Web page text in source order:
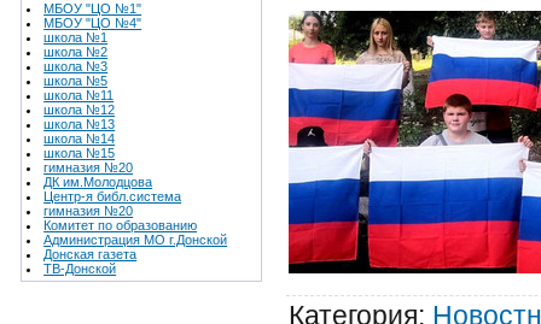
МБОУ "ЦО №1"
МБОУ "ЦО №4"
школа №1
школа №2
школа №3
школа №5
школа №11
школа №12
школа №13
школа №14
школа №15
гимназия №20
ДК им.Молодцова
Центр-я библ.система
гимназия №20
Комитет по образованию
Администрация МО г.Донской
Донская газета
ТВ-Донской
Категория: